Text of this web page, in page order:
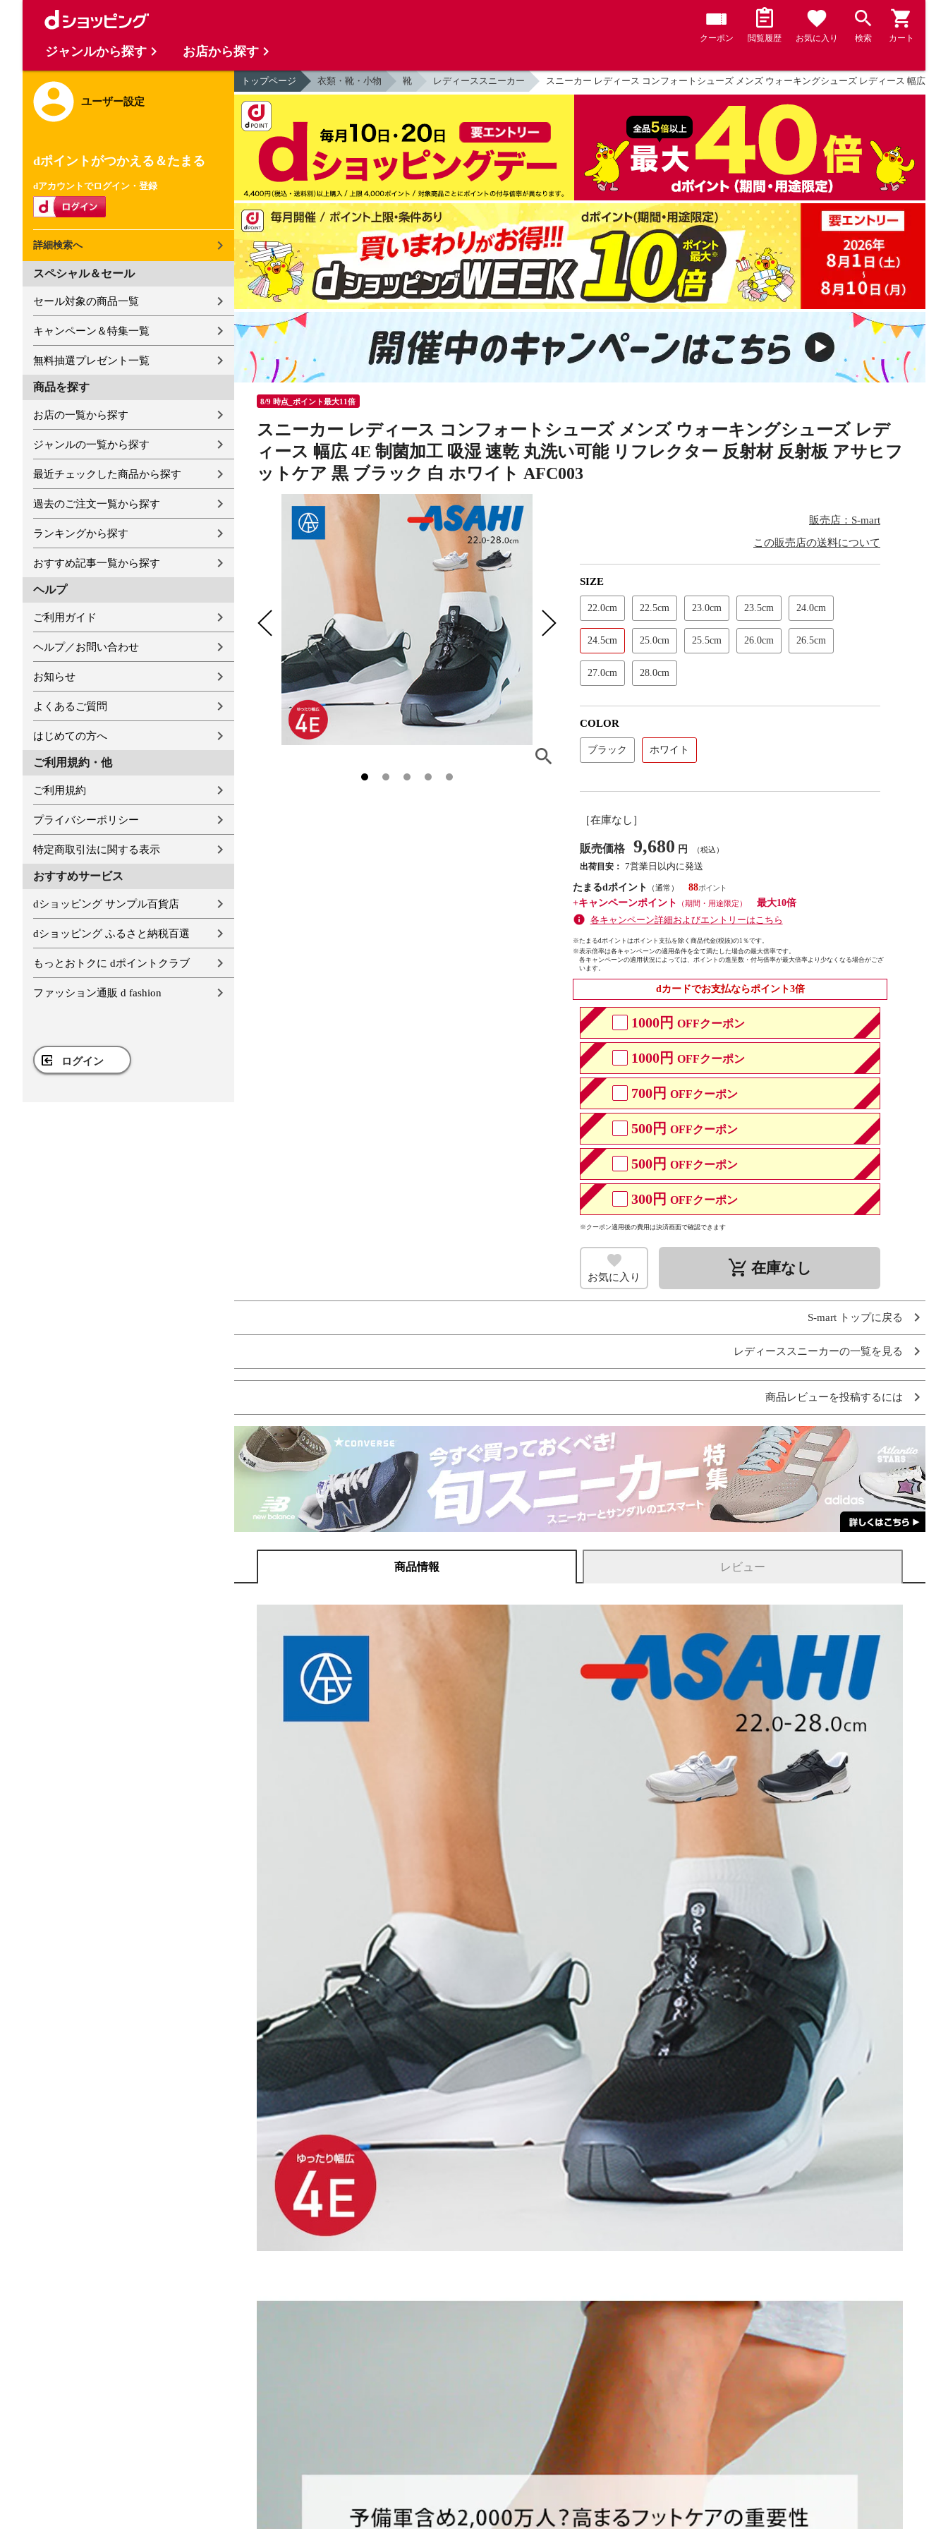
クーポン 閲覧履歴 お気に入り 検索 カート
ユーザー設定
dポイントがつかえる＆たまる
dアカウントでログイン・登録
詳細検索へ
スペシャル＆セール
セール対象の商品一覧
キャンペーン＆特集一覧
無料抽選プレゼント一覧
商品を探す
お店の一覧から探す
ジャンルの一覧から探す
最近チェックした商品から探す
過去のご注文一覧から探す
ランキングから探す
おすすめ記事一覧から探す
ヘルプ
ご利用ガイド
ヘルプ／お問い合わせ
お知らせ
よくあるご質問
はじめての方へ
ご利用規約・他
ご利用規約
プライバシーポリシー
特定商取引法に関する表示
おすすめサービス
dショッピング サンプル百貨店
dショッピング ふるさと納税百選
もっとおトクに dポイントクラブ
ファッション通販 d fashion
ログイン
トップページ 衣類・靴・小物 靴 レディーススニーカー スニーカー レディース コンフォートシューズ メンズ ウォーキングシューズ レディース 幅広
8/9 時点_ポイント最大11倍
スニーカー レディース コンフォートシューズ メンズ ウォーキングシューズ レデ
ィース 幅広 4E 制菌加工 吸湿 速乾 丸洗い可能 リフレクター 反射材 反射板 アサヒフ
ットケア 黒 ブラック 白 ホワイト AFC003
販売店：S-mart
この販売店の送料について
SIZE
22.0cm 22.5cm 23.0cm 23.5cm 24.0cm
24.5cm 25.0cm 25.5cm 26.0cm 26.5cm
27.0cm 28.0cm
COLOR
ブラック ホワイト
［在庫なし］
販売価格 9,680 円 （税込）
出荷目安： 7営業日以内に発送
たまるdポイント
（通常）
88
+キャンペーンポイント
（期間・用途限定）
最大10倍
各キャンペーン詳細およびエントリーはこちら
※たまるdポイントはポイント支払を除く商品代金(税抜)の1％です。
※表示倍率は各キャンペーンの適用条件を全て満たした場合の最大倍率です。
各キャンペーンの適用状況によっては、ポイントの進呈数・付与倍率が最大倍率より少なくなる場合がござ
います。
dカードでお支払ならポイント3倍
1000円 OFFクーポン
1000円 OFFクーポン
700円 OFFクーポン
500円 OFFクーポン
500円 OFFクーポン
300円 OFFクーポン
※クーポン適用後の費用は決済画面で確認できます
お気に入り remove_shopping_cart 在庫なし
S-mart トップに戻る
レディーススニーカーの一覧を見る
商品レビューを投稿するには
商品情報 レビュー
ジャンルから探す お店から探す